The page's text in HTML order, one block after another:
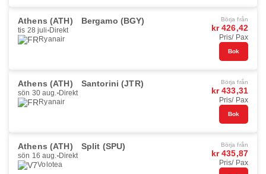
Athens (ATH) Bergamo (BGY)
tis 28 juli Direkt
Ryanair
Börja från
kr 426,42
Pris/ Pax
Bok
Athens (ATH) Santorini (JTR)
sön 30 aug. Direkt
Ryanair
Börja från
kr 433,31
Pris/ Pax
Bok
Athens (ATH) Split (SPU)
sön 16 aug. Direkt
Volotea
Börja från
kr 435,87
Pris/ Pax